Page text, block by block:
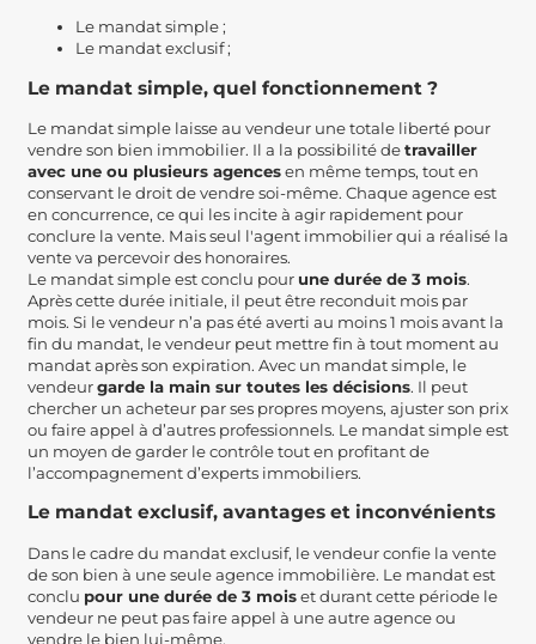
Le mandat simple ;
Le mandat exclusif ;
Le mandat simple, quel fonctionnement ?
Le mandat simple laisse au vendeur une totale liberté pour
vendre son bien immobilier. Il a la possibilité detravailler
avec une ou plusieurs agencesen même temps, tout en
conservant le droit de vendre soi-même. Chaque agence est
en concurrence, ce qui les incite à agir rapidement pour
conclure la vente. Mais seul l'agent immobilier qui a réalisé la
vente va percevoir des honoraires.
Le mandat simple est conclu pour une durée de 3 mois.
Après cette durée initiale, il peut être reconduit mois par
mois. Si le vendeur n’a pas été averti au moins 1 mois avant la
fin du mandat, le vendeur peut mettre fin à tout moment au
mandat après son expiration. Avec un mandat simple, le
vendeurgarde la main sur toutes les décisions. Il peut
chercher un acheteur par ses propres moyens, ajuster son prix
ou faire appel à d’autres professionnels. Le mandat simple est
un moyen de garder le contrôle tout en profitant de
l’accompagnement d’experts immobiliers.
Le mandat exclusif, avantages et inconvénients
Dans le cadre du mandat exclusif, le vendeur confie la vente
de son bien à une seule agence immobilière. Le mandat est
conclu pour une durée de 3 moiset durant cette période le
vendeur ne peut pas faire appel à une autre agence ou
vendre le bien lui-même.